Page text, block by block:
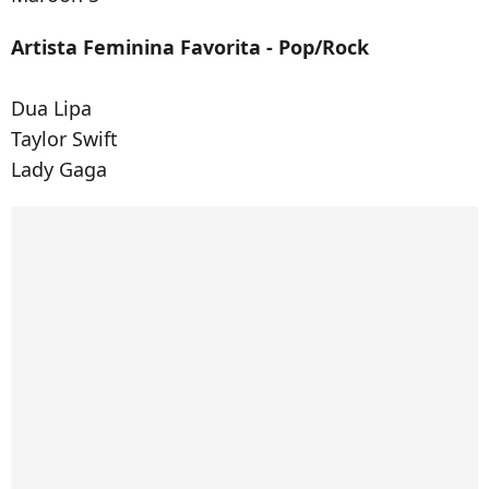
Artista Feminina Favorita - Pop/Rock
Dua Lipa
Taylor Swift
Lady Gaga